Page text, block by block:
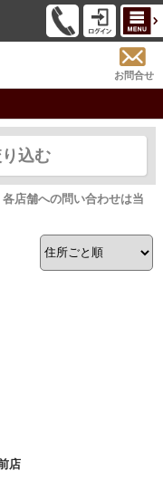
お問合せ
込む
店舗への問い合わせは当
店